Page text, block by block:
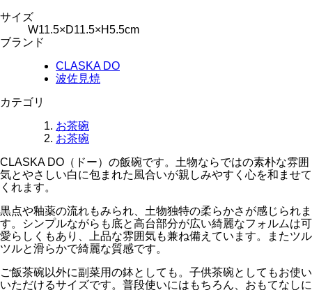
サイズ
W11.5×D11.5×H5.5cm
ブランド
CLASKA DO
波佐見焼
カテゴリ
お茶碗
お茶碗
CLASKA DO（ドー）の飯碗です。土物ならではの素朴な雰囲
気とやさしい白に包まれた風合いが親しみやすく心を和ませて
くれます。
黒点や釉薬の流れもみられ、土物独特の柔らかさが感じられま
す。シンプルながらも底と高台部分が広い綺麗なフォルムは可
愛らしくもあり、上品な雰囲気も兼ね備えています。またツル
ツルと滑らかで綺麗な質感です。
ご飯茶碗以外に副菜用の鉢としても。子供茶碗としてもお使い
いただけるサイズです。普段使いにはもちろん、おもてなしに